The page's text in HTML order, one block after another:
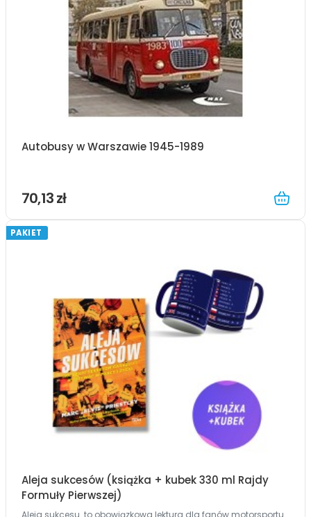
Autobusy w Warszawie 1945-1989
70,13 zł
PAKIET
Aleja sukcesów (książka + kubek 330 ml Rajdy
Formuły Pierwszej)
Aleja sukcesu to obowiązkowa lektura dla fanów motorsportu